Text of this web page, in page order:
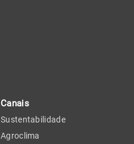
Canais
Sustentabilidade
Agroclima